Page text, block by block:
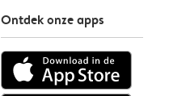
Ontdek onze apps